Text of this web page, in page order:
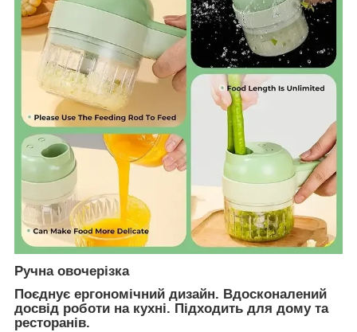
Ручна овочерізка
Поєднує ергономічний дизайн. Вдосконалений
досвід роботи на кухні. Підходить для дому та
ресторанів.